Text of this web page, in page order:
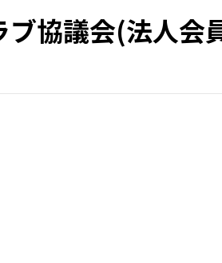
ブ協議会(法人会